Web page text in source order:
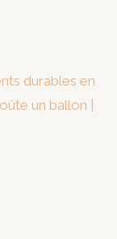
durables en
un ballon |